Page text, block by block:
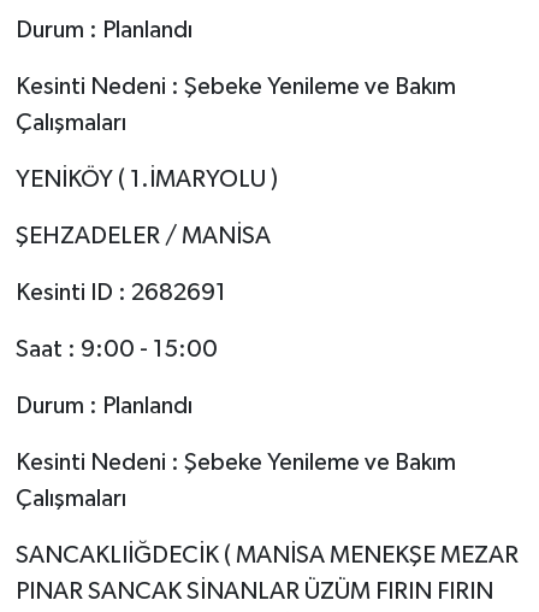
Durum : Planlandı
Kesinti Nedeni : Şebeke Yenileme ve Bakım
Çalışmaları
YENİKÖY ( 1.İMARYOLU )
ŞEHZADELER / MANİSA
Kesinti ID : 2682691
Saat : 9:00 - 15:00
Durum : Planlandı
Kesinti Nedeni : Şebeke Yenileme ve Bakım
Çalışmaları
SANCAKLIİĞDECİK ( MANİSA MENEKŞE MEZAR
PINAR SANCAK SİNANLAR ÜZÜM FIRIN FIRIN